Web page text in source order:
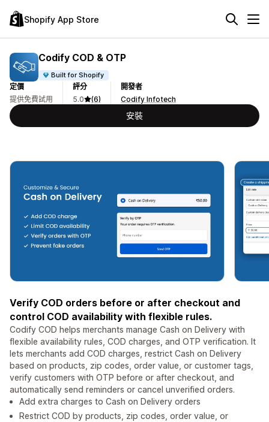
Shopify App Store
Codify COD & OTP
Built for Shopify
定價
提供免費試用
評分
5.0
(6)
開發者
Codify Infotech
安裝
Verify COD orders before or after checkout and
control COD availability with flexible rules.
Codify COD helps merchants manage Cash on Delivery with
flexible availability rules, COD charges, and OTP verification. It
lets merchants add COD charges, restrict Cash on Delivery
based on products, zip codes, order value, or customer tags,
verify customers with OTP before or after checkout, and
automatically send reminders or cancel unverified orders.
Add extra charges to Cash on Delivery orders
Restrict COD by products, zip codes, order value, or